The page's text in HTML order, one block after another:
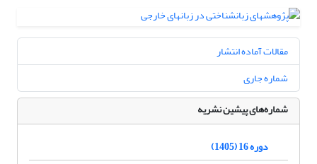
مقالات آماده انتشار
شماره جاری
شماره‌های پیشین نشریه
دوره 16 (1405)